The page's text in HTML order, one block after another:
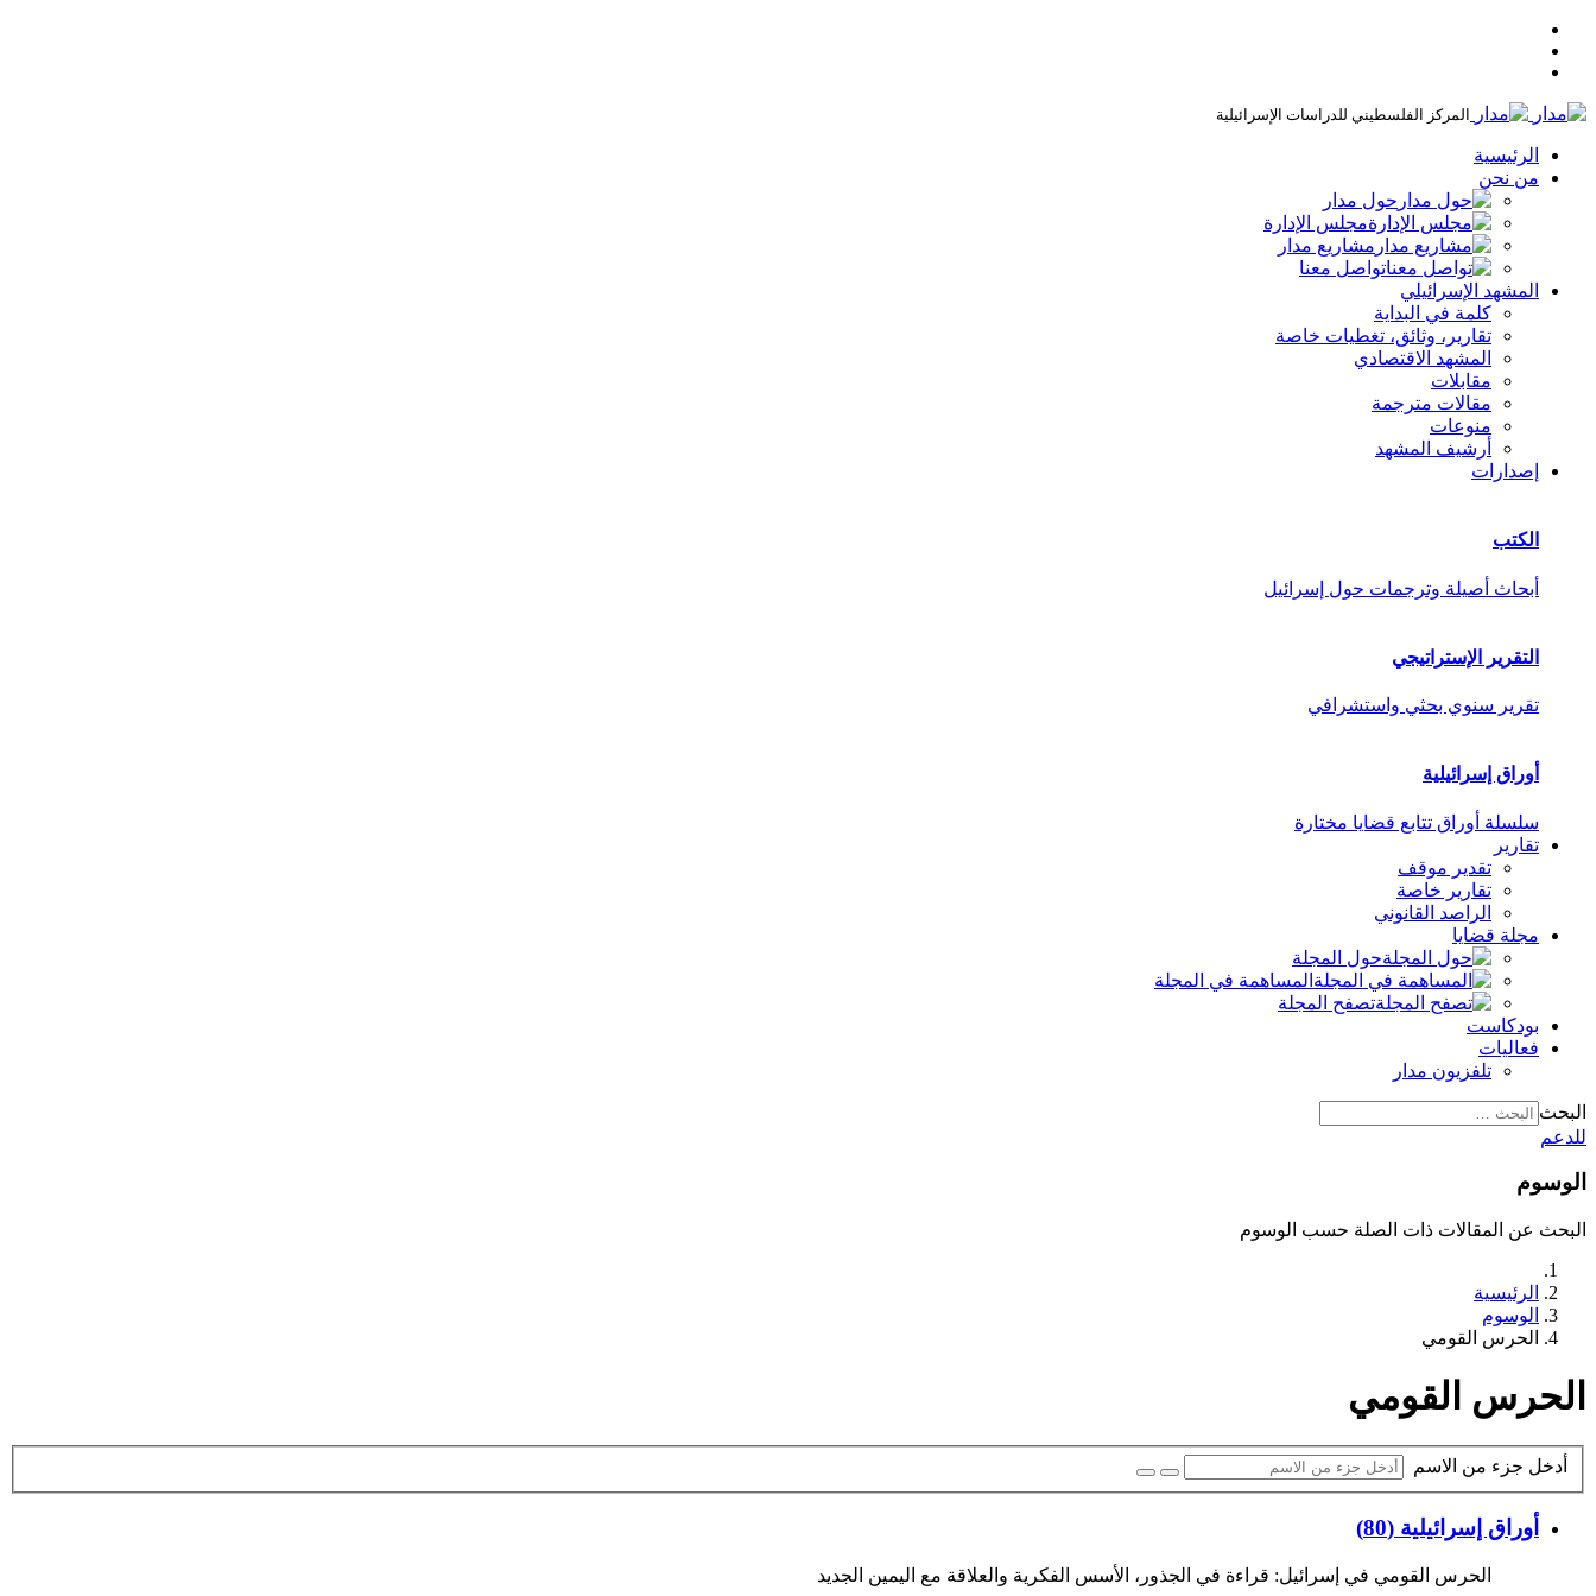
المركز الفلسطيني للدراسات الإسرائيلية
الرئيسية
من نحن
حول مدار
مجلس الإدارة
مشاريع مدار
تواصل معنا
المشهد الإسرائيلي
كلمة في البداية
تقارير، وثائق، تغطيات خاصة
المشهد الاقتصادي
مقابلات
مقالات مترجمة
منوعات
أرشيف المشهد
إصدارات
الكتب
أبحاث أصيلة وترجمات حول إسرائيل
التقرير الإستراتيجي
تقرير سنوي بحثي واستشرافي
أوراق إسرائيلية
سلسلة أوراق تتابع قضايا مختارة
تقارير
تقدير موقف
تقارير خاصة
الراصد القانوني
مجلة قضايا
حول المجلة
المساهمة في المجلة
تصفح المجلة
بودكاست
فعاليات
تلفزيون مدار
البحث
للدعم
الوسوم
البحث عن المقالات ذات الصلة حسب الوسوم
الرئيسية
الوسوم
الحرس القومي
الحرس القومي
أدخل جزء من الاسم
أوراق إسرائيلية (80)
الحرس القومي في إسرائيل: قراءة في الجذور، الأسس الفكرية والعلاقة مع اليمين الجديد